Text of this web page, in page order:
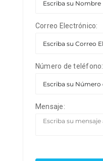
Correo Electrónico:
Número de teléfono:
Mensaje: